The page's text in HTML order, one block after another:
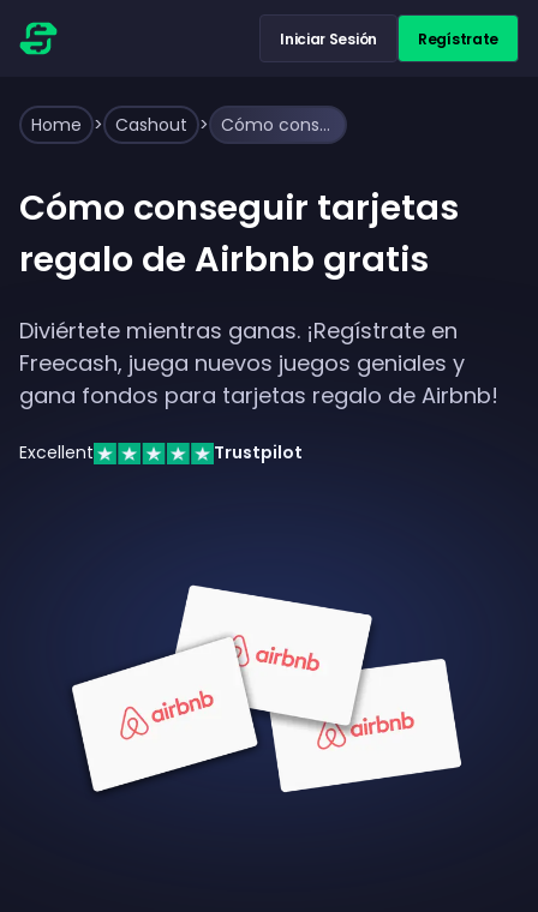
Iniciar Sesión Regístrate
Home > Cashout > Cómo conseguir tarjetas regalo de Airbnb gratis
Cómo conseguir tarjetas
regalo de Airbnb gratis
Diviértete mientras ganas. ¡Regístrate en
Freecash, juega nuevos juegos geniales y
gana fondos para tarjetas regalo de Airbnb!
Excellent Trustpilot